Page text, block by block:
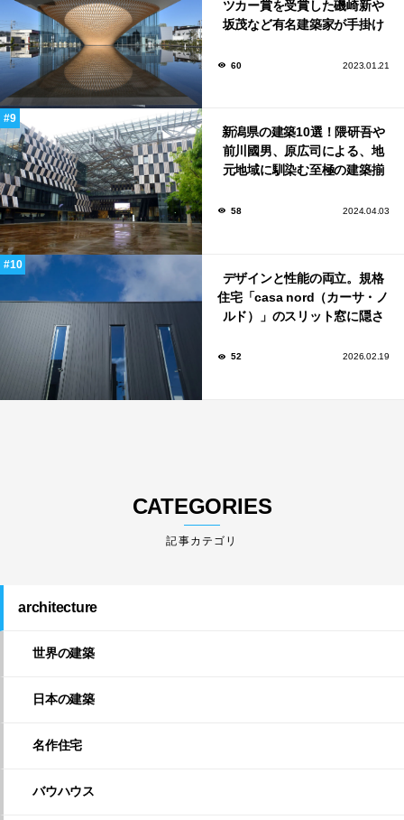
ツカー賞を受賞した磯崎新や
坂茂など有名建築家が手掛け
60 2023.01.21
新潟県の建築10選！隈研吾や
前川國男、原広司による、地
元地域に馴染む至極の建築揃
58 2024.04.03
デザインと性能の両立。規格
住宅「casa nord（カーサ・ノ
ルド）」のスリット窓に隠さ
52 2026.02.19
CATEGORIES
architecture
世界の建築
日本の建築
名作住宅
バウハウス